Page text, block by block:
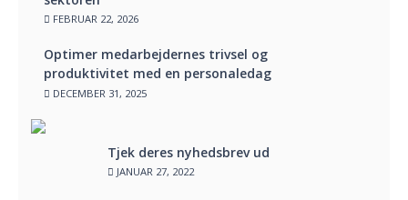
FEBRUAR 22, 2026
Optimer medarbejdernes trivsel og
produktivitet med en personaledag
DECEMBER 31, 2025
Tjek deres nyhedsbrev ud
JANUAR 27, 2022